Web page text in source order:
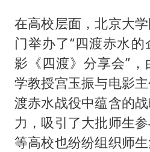
在高校层面，北京大
门举办了“四渡赤水
影《四渡》分享会”
学教授宫玉振与电影
渡赤水战役中蕴含的
力，吸引了大批师生
等高校也纷纷组织师